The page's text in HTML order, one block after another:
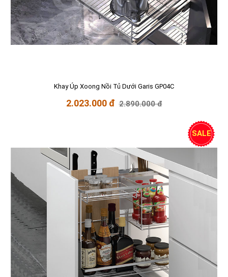
Khay Úp Xoong Nồi Tủ Dưới Garis GP04C
2.023.000 đ 2.890.000 đ
SALE